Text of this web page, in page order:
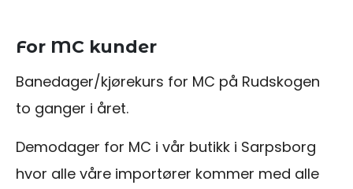
For MC kunder
Banedager/kjørekurs for MC på Rudskogen
to ganger i året.
Demodager for MC i vår butikk i Sarpsborg
hvor alle våre importører kommer med alle